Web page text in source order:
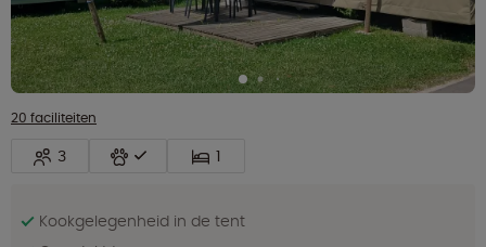
20 faciliteiten
3 1
Kookgelegenheid in de tent